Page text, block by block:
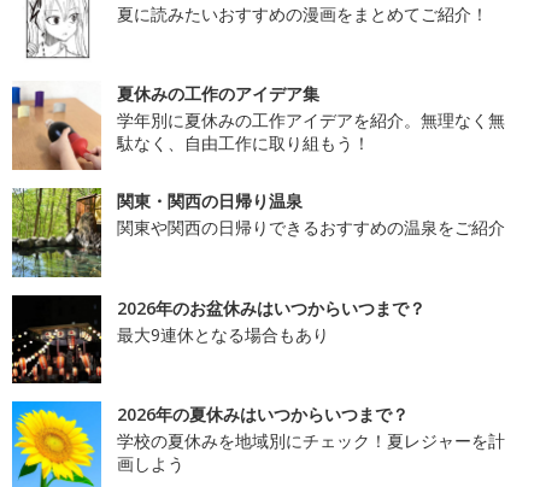
夏に読みたいおすすめの漫画をまとめてご紹介！
夏休みの工作のアイデア集
学年別に夏休みの工作アイデアを紹介。無理なく無
駄なく、自由工作に取り組もう！
関東・関西の日帰り温泉
関東や関西の日帰りできるおすすめの温泉をご紹介
2026年のお盆休みはいつからいつまで？
最大9連休となる場合もあり
2026年の夏休みはいつからいつまで？
学校の夏休みを地域別にチェック！夏レジャーを計
画しよう